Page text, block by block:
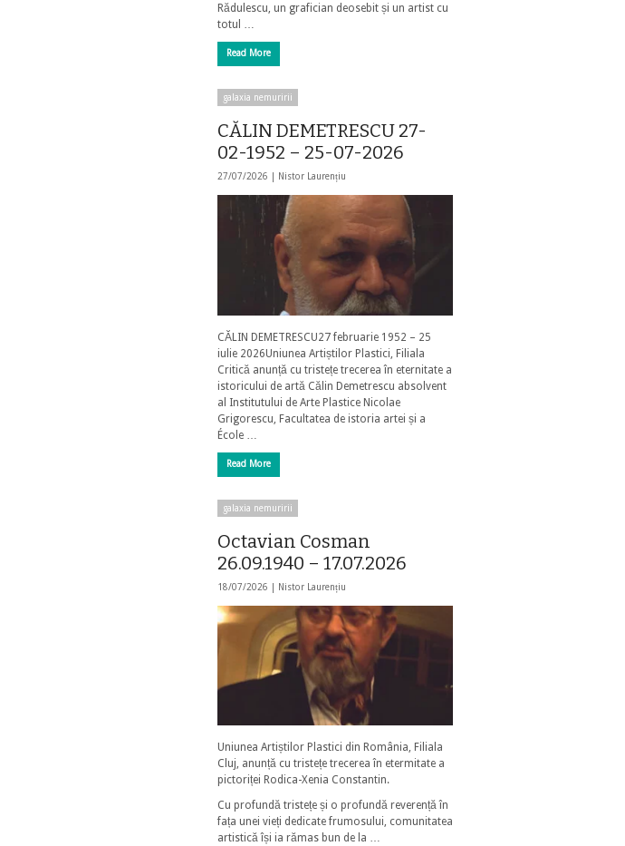
Rădulescu, un grafician deosebit și un artist cu
totul …
Read More
galaxia nemuririi
CĂLIN DEMETRESCU 27-
02-1952 – 25-07-2026
27/07/2026 | Nistor Laurențiu
CĂLIN DEMETRESCU27 februarie 1952 – 25
iulie 2026Uniunea Artiștilor Plastici, Filiala
Critică anunță cu tristețe trecerea în eternitate a
istoricului de artă Călin Demetrescu absolvent
al Institutului de Arte Plastice Nicolae
Grigorescu, Facultatea de istoria artei și a
École …
Read More
galaxia nemuririi
Octavian Cosman
26.09.1940 – 17.07.2026
18/07/2026 | Nistor Laurențiu
Uniunea Artiștilor Plastici din România, Filiala
Cluj, anunță cu tristețe trecerea în etermitate a
pictoriței Rodica-Xenia Constantin.
Cu profundă tristețe și o profundă reverență în
fața unei vieți dedicate frumosului, comunitatea
artistică își ia rămas bun de la …